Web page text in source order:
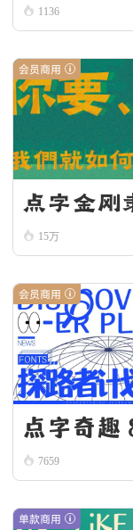
1136
会员商用
点字金刚
15万
会员商用
点字奇趣
7659
单款商用